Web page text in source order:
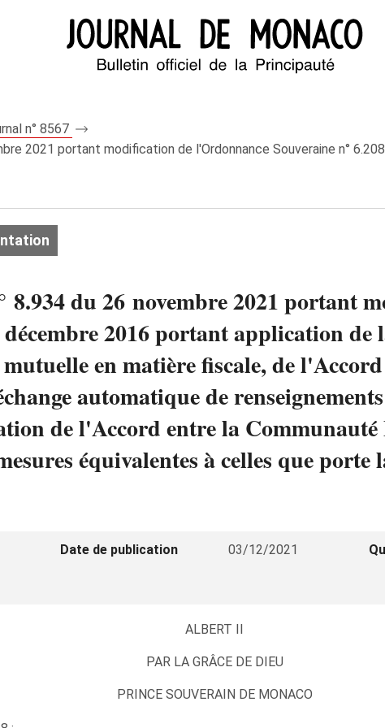
n° 8567
2021 portant modification de l'Ordonnance Souveraine n°
8.934 du 26 novembre 2021 portant
2016 portant application
en matière fiscale, de
automatique de
de l'Accord entre la
équivalentes à celles que
Date de publication 03/12/2021
ALBERT II
PAR LA GRÂCE DE DIEU
PRINCE SOUVERAIN DE MONACO